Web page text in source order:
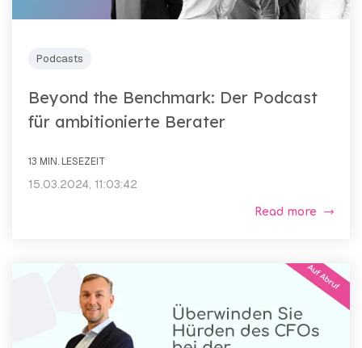
Podcasts
Beyond the Benchmark: Der Podcast
für ambitionierte Berater
13 MIN. LESEZEIT
15.03.2024, 11:03:42
Read more